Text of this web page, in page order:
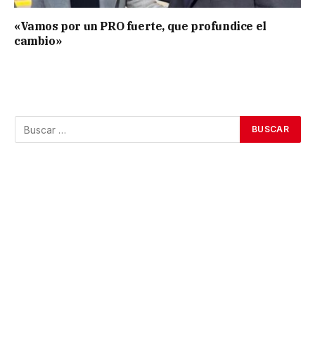
«Vamos por un PRO fuerte, que profundice el
cambio»